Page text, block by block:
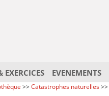
EVENEMENTS
>>Catastrophes naturelles>>